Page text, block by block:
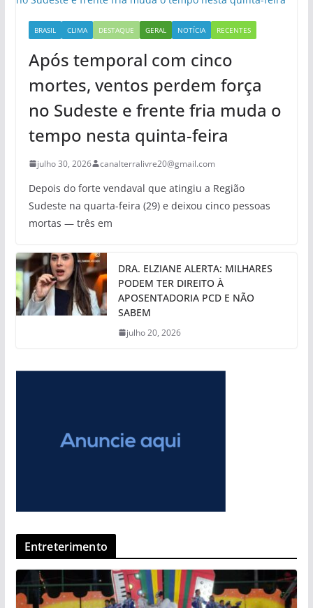
BRASIL CLIMA DESTAQUE GERAL NOTÍCIA RECENTES
Após temporal com cinco
mortes, ventos perdem força
no Sudeste e frente fria muda o
tempo nesta quinta-feira
julho 30, 2026 canalterralivre20@gmail.com
Depois do forte vendaval que atingiu a Região
Sudeste na quarta-feira (29) e deixou cinco pessoas
mortas — três em
DRA. ELZIANE ALERTA: MILHARES
PODEM TER DIREITO À
APOSENTADORIA PCD E NÃO
SABEM
julho 20, 2026
Entreterimento